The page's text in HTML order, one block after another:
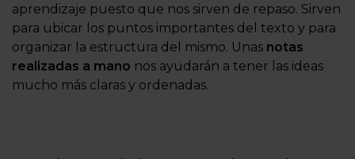
aprendizaje puesto que nos sirven de repaso. Sirven
para ubicar los puntos importantes del texto y para
organizar la estructura del mismo. Unas notas
realizadas a mano nos ayudarán a tener las ideas
mucho más claras y ordenadas.